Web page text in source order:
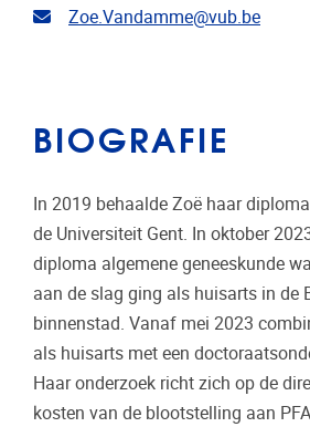
E-mailadres
Zoe.Vandamme@vub.be
BIOGRAFIE
In 2019 behaalde Zoë haar
de Universiteit Gent. In oktober
diploma algemene geneeskunde
aan de slag ging als huisarts in de
binnenstad. Vanaf mei 2023
als huisarts met een
Haar onderzoek richt zich op de
kosten van de blootstelling aan